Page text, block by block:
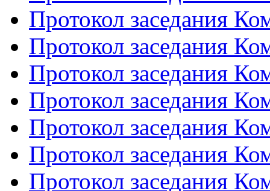
Протокол заседания
Протокол заседания
Протокол заседания
Протокол заседания
Протокол заседания
Протокол заседания
Протокол заседания